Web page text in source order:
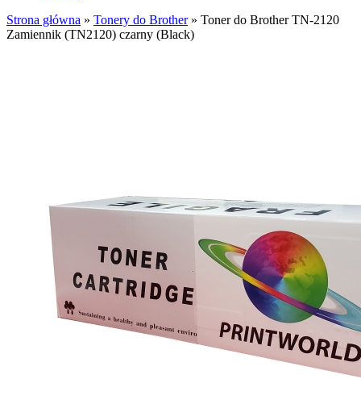
Strona główna » Tonery do Brother» Toner do Brother TN-2120
Zamiennik (TN2120) czarny (Black)